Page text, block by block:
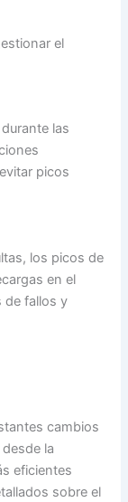
el
las
picos
los picos de
en el
de fallos y
cambios
la
eficientes
sobre el